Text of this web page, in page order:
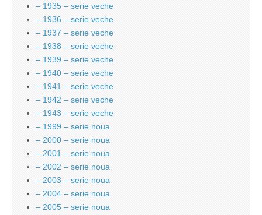
– 1935 – serie veche
– 1936 – serie veche
– 1937 – serie veche
– 1938 – serie veche
– 1939 – serie veche
– 1940 – serie veche
– 1941 – serie veche
– 1942 – serie veche
– 1943 – serie veche
– 1999 – serie noua
– 2000 – serie noua
– 2001 – serie noua
– 2002 – serie noua
– 2003 – serie noua
– 2004 – serie noua
– 2005 – serie noua